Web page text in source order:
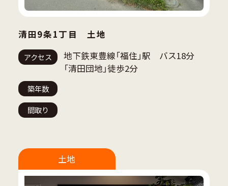
清田9条1丁目 土地
アクセス
地下鉄東豊線「福住」駅 バス18分
「清田団地」徒歩2分
築年数
間取り
土地